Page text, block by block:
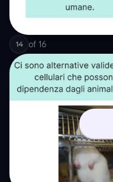
14 of 16